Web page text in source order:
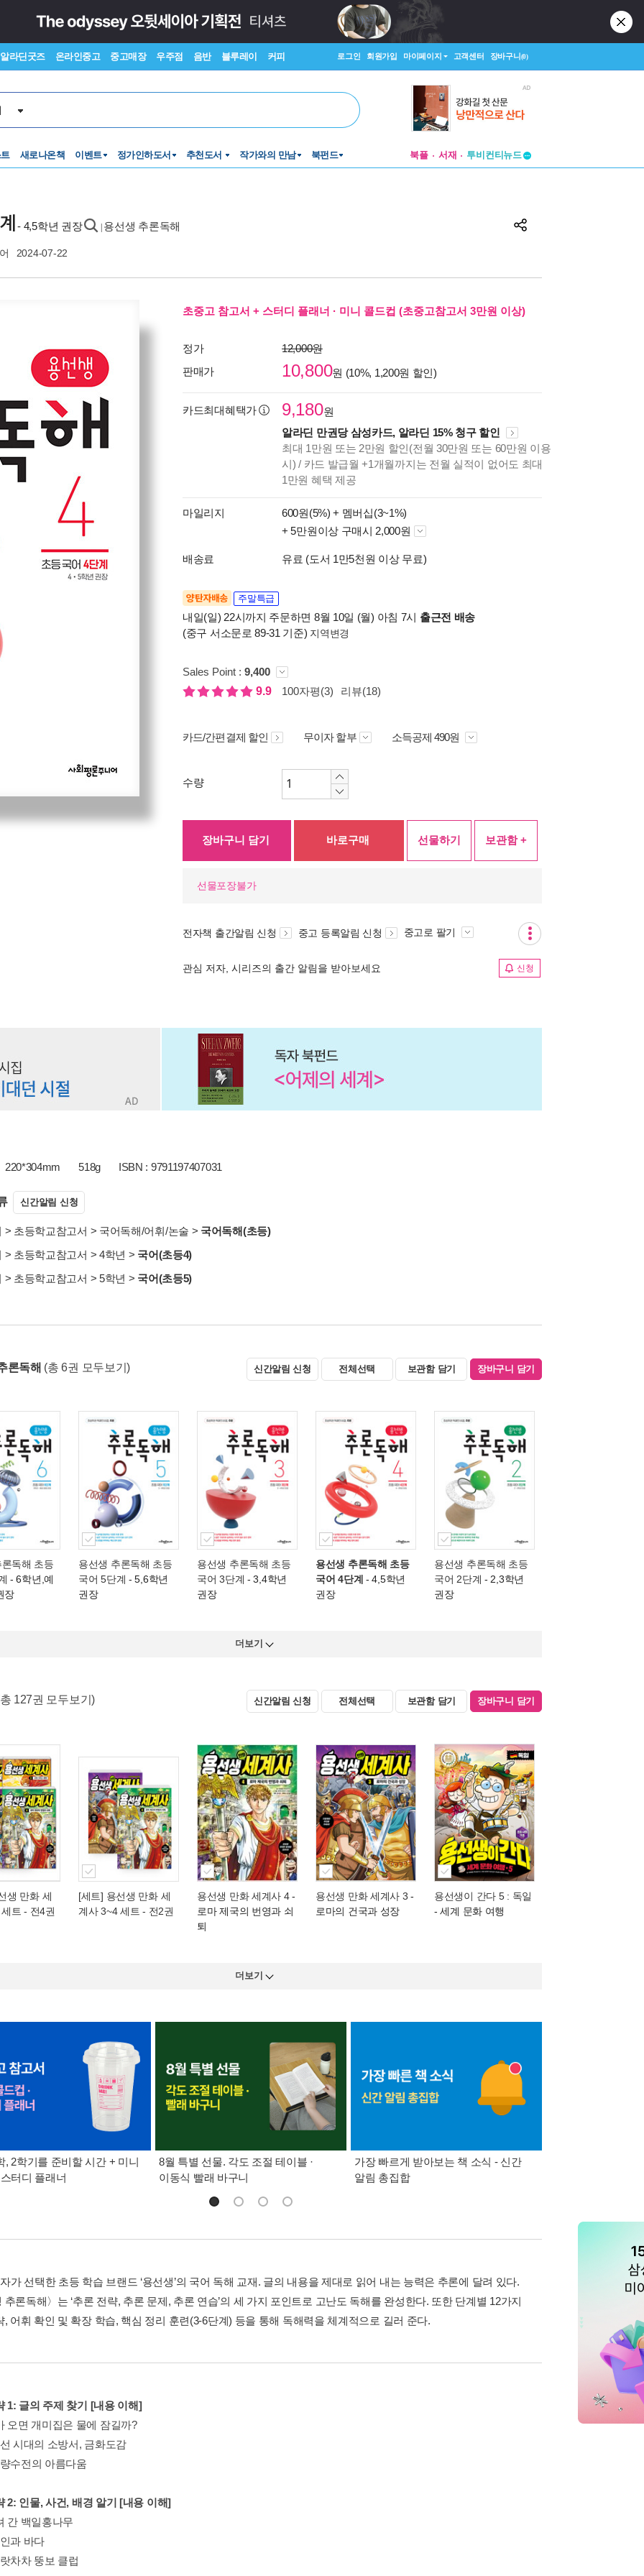
알라딘굿즈 온라인중고 중고매장 우주점 음반 블루레이 커피 로그인 회원가입 마이페이지 고객센터 장바구니(0)
새로나온책 이벤트 정가인하도서 추천도서 작가와의 만남 북펀드 북플 서재
투비컨티뉴드
- 4,5학년 권장 용선생 추론독해
2024-07-22
초중고 참고서 + 스터디 플래너 · 미니 콜드컵 (초중고참고서 3만원 이상)
정가
12,000원
판매가
10,800원 (10%, 1,200원 할인)
카드최대혜택가 9,180원
알라딘 만권당 삼성카드, 알라딘 15% 청구 할인
최대 1만원 또는 2만원 할인(전월 30만원 또는 60만원 이용
시) / 카드 발급월 +1개월까지는 전월 실적이 없어도 최대
1만원 혜택 제공
마일리지 600원(5%) + 멤버십(3~1%)
+ 5만원이상 구매시 2,000원
배송료 유료 (도서 1만5천원 이상 무료)
양탄자배송 주말특급
내일(일) 22시까지 주문하면 8월 10일 (월) 아침 7시 출근전 배송
(중구 서소문로 89-31 기준) 지역변경
Sales Point : 9,400
9.9
100자평(3) 리뷰(18)
카드/간편결제 할인 무이자 할부 소득공제 490원
수량
장바구니 담기 바로구매 선물하기 보관함 +
선물포장불가
전자책 출간알림 신청 중고 등록알림 신청 중고로 팔기
관심 저자, 시리즈의 출간 알림을 받아보세요 신청
220*304mm 518g ISBN : 9791197407031
신간알림 신청
> 초등학교참고서 > 국어독해/어휘/논술 > 국어독해(초등)
> 초등학교참고서 > 4학년 > 국어(초등4)
> 초등학교참고서 > 5학년 > 국어(초등5)
론독해 (총 6권 모두보기) 신간알림 신청 전체선택 보관함 담기 장바구니 담기
독해 초등
- 6학년,예
장
용선생 추론독해 초등
국어 5단계 - 5,6학년
권장
용선생 추론독해 초등
국어 3단계 - 3,4학년
권장
용선생 추론독해 초등
국어 4단계 - 4,5학년
권장
용선생 추론독해 초등
국어 2단계 - 2,3학년
권장
더보기
127권 모두보기) 신간알림 신청 전체선택 보관함 담기 장바구니 담기
생 만화 세
트 - 전4권
[세트] 용선생 만화 세
계사 3~4 세트 - 전2권
용선생 만화 세계사 4-
로마 제국의 번영과 쇠
퇴
용선생 만화 세계사 3 -
로마의 건국과 성장
용선생이 간다 5 : 독일
- 세계 문화 여행
더보기
, 2학기를 준비할 시간 + 미니
터디 플래너
8월 특별 선물. 각도 조절 테이블 ·
이동식 빨래 바구니
가장 빠르게 받아보는 책 소식 - 신간
알림 총집합
가 선택한 초등 학습 브랜드 ‘용선생’의 국어 독해 교재. 글의 내용을 제대로 읽어 내는 능력은 추론에 달려 있다.
추론독해〉는 ‘추론 전략, 추론 문제, 추론 연습’의 세 가지 포인트로 고난도 독해를 완성한다. 또한 단계별 12가지
, 어휘 확인 및 확장 학습, 핵심 정리 훈련(3-6단계) 등을 통해 독해력을 체계적으로 길러 준다.
1: 글의 주제 찾기 [내용 이해]
오면 개미집은 물에 잠길까?
시대의 소방서, 금화도감
수전의 아름다움
2: 인물, 사건, 배경 알기 [내용 이해]
간 백일홍나무
과 바다
차차 뚱보 클럽